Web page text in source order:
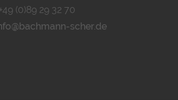
(0)89 29 32 70
scher.de